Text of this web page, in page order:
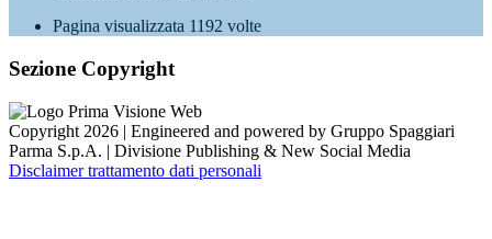
Pagina visualizzata 1192 volte
Sezione Copyright
Copyright 2026 | Engineered and powered by Gruppo Spaggiari
Parma S.p.A. | Divisione Publishing & New Social Media
Disclaimer trattamento dati personali